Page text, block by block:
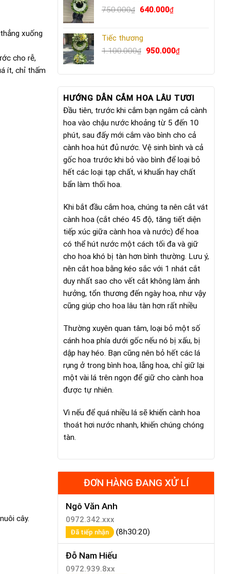
xuống
cho rễ,
ít, chỉ thấm
cây.
640.000₫.
750.000₫
Giá
750.000₫.
640.000₫Giá
640.000₫.
Tiếc thương
1.100.000₫
Giá
950.000₫Giá
HƯỚNG DẪN CẮM HOA LÂU TƯƠI
Đầu tiên, trước khi cắm bạn ngâm cả cành
hoa vào chậu nước khoảng từ 5 đến 10
phút, sau đấy mới cắm vào bình cho cả
cành hoa hút đủ nước. Vệ sinh bình và cả
gốc hoa trước khi bỏ vào bình để loại bỏ
hết các loại tạp chất, vi khuẩn hay chất
bẩn làm thối hoa.
Khi bắt đầu cắm hoa, chúng ta nên cắt vát
cành hoa (cắt chéo 45 độ, tăng tiết diện
tiếp xúc giữa cành hoa và nước) để hoa
có thể hút nước một cách tối đa và giữ
cho hoa khó bị tàn hơn bình thường. Lưu ý,
nên cắt hoa bằng kéo sắc với 1 nhát cắt
duy nhất sao cho vết cắt không làm ảnh
hưởng, tổn thương đến ngày hoa, như vậy
cũng giúp cho hoa lâu tàn hơn rất nhiều
Thường xuyên quan tâm, loại bỏ một số
cánh hoa phía dưới gốc nếu nó bị xấu, bị
dập hay héo. Bạn cũng nên bỏ hết các lá
rụng ở trong bình hoa, lẵng hoa, chỉ giữ lại
một vài lá trên ngọn để giữ cho cành hoa
được tự nhiên.
Vì nếu để quá nhiều lá sẽ khiến cành hoa
thoát hơi nước nhanh, khiến chúng chóng
tàn.
ĐƠN HÀNG ĐANG XỬ LÍ
Ngô Văn Anh
0972.342.xxx
Đã tiếp nhận (8h30:20)
Đỗ Nam Hiếu
0972.939.8xx